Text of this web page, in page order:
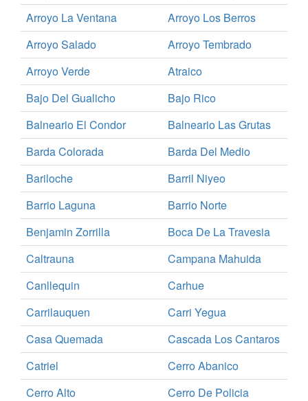
Arroyo La Ventana
Arroyo Los Berros
Arroyo Salado
Arroyo Tembrado
Arroyo Verde
Atraico
Bajo Del Gualicho
Bajo Rico
Balneario El Condor
Balneario Las Grutas
Barda Colorada
Barda Del Medio
Bariloche
Barril Niyeo
Barrio Laguna
Barrio Norte
Benjamin Zorrilla
Boca De La Travesia
Caltrauna
Campana Mahuida
Canllequin
Carhue
Carrilauquen
Carri Yegua
Casa Quemada
Cascada Los Cantaros
Catriel
Cerro Abanico
Cerro Alto
Cerro De Policia